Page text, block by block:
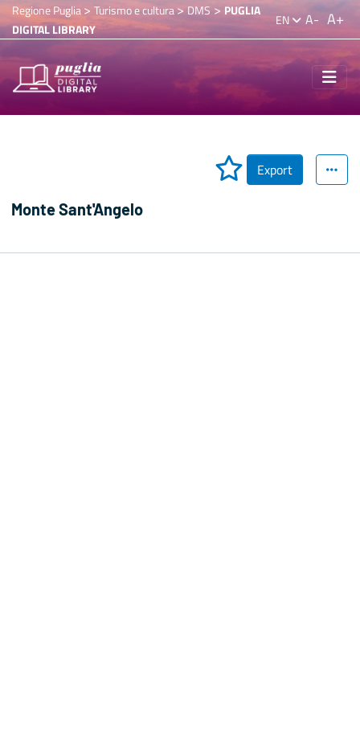
Regione Puglia> Turismo e cultura>DMS > PUGLIA
DIGITAL LIBRARY
EN A- A+
Export
Monte Sant'Angelo